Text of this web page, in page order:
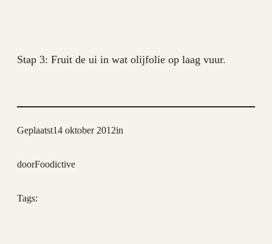
Stap 3: Fruit de ui in wat olijfolie op laag vuur.
Geplaatst14 oktober 2012in
doorFoodictive
Tags: